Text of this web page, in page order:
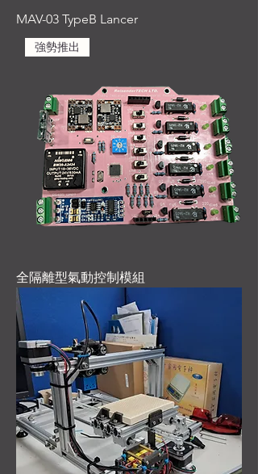
MAV-03 TypeB Lancer
強勢推出
全隔離型氣動控制模組